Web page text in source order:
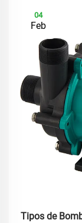
04
Feb
Tipos de